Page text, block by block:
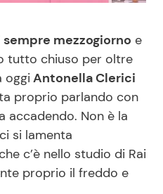
Le Ricette in TV
Primi Piatti
Ricette Facili e Veloci
Ricette Feste
sempre mezzogiorno e
tutto chiuso per oltre
oggi Antonella Clerici
proprio parlando con
accadendo. Non è la
si lamenta
c’è nello studio di Rai
proprio il freddo e